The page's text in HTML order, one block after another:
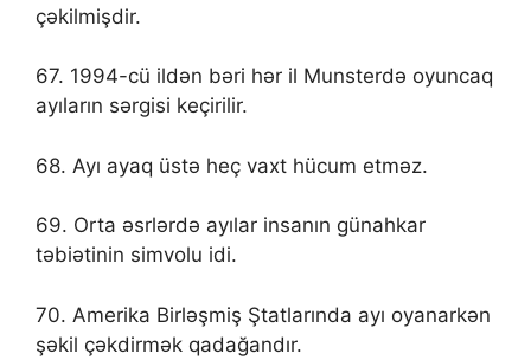
çəkilmişdir.
67. 1994-cü ildən bəri hər il Munsterdə oyuncaq
ayıların sərgisi keçirilir.
68. Ayı ayaq üstə heç vaxt hücum etməz.
69. Orta əsrlərdə ayılar insanın günahkar
təbiətinin simvolu idi.
70. Amerika Birləşmiş Ştatlarında ayı oyanarkən
şəkil çəkdirmək qadağandır.